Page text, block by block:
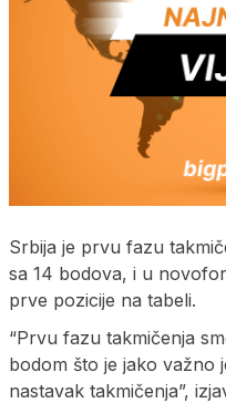
Srbija je prvu fazu
sa 14 bodova, i u
prve pozicije na tabeli.
“Prvu fazu takmičenja
bodom što je jako važno
nastavak takmičenja”,